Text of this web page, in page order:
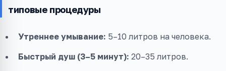
типовые процедуры
Утреннее умывание: 5–10 литров на человека.
Быстрый душ (3–5 минут): 20–35 литров.